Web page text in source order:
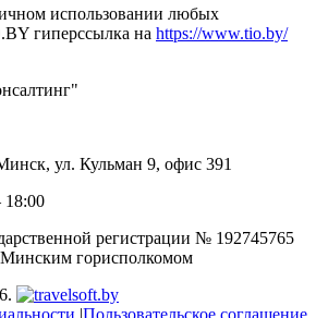
использовании любых
гиперссылка на https://www.tio.by/
ул. Кульман 9, офис 391
18:00
регистрации № 192745765
горисполкомом
|Пользовательское соглашение